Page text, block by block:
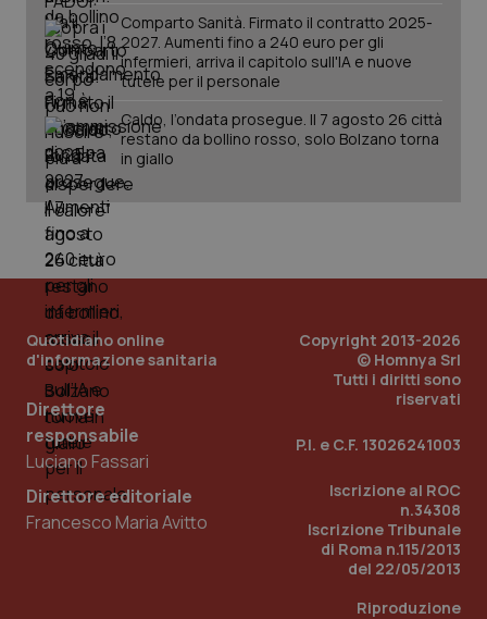
Comparto Sanità. Firmato il contratto 2025-
2027. Aumenti fino a 240 euro per gli
infermieri, arriva il capitolo sull'IA e nuove
tutele per il personale
Caldo, l’ondata prosegue. Il 7 agosto 26 città
restano da bollino rosso, solo Bolzano torna
in giallo
Quotidiano online
d'informazione sanitaria
Direttore
responsabile
Luciano Fassari
Direttore editoriale
Francesco Maria Avitto
Copyright 2013-2026
© Homnya Srl
Tutti i diritti sono
riservati
P.I. e C.F. 13026241003
Iscrizione al ROC
n.34308
Iscrizione Tribunale
di Roma n.115/2013
del 22/05/2013
Riproduzione
PHPSESSID
www.quotidianosanita.it
_ga_KM60CM4NPH .quotidianosanita.it
1